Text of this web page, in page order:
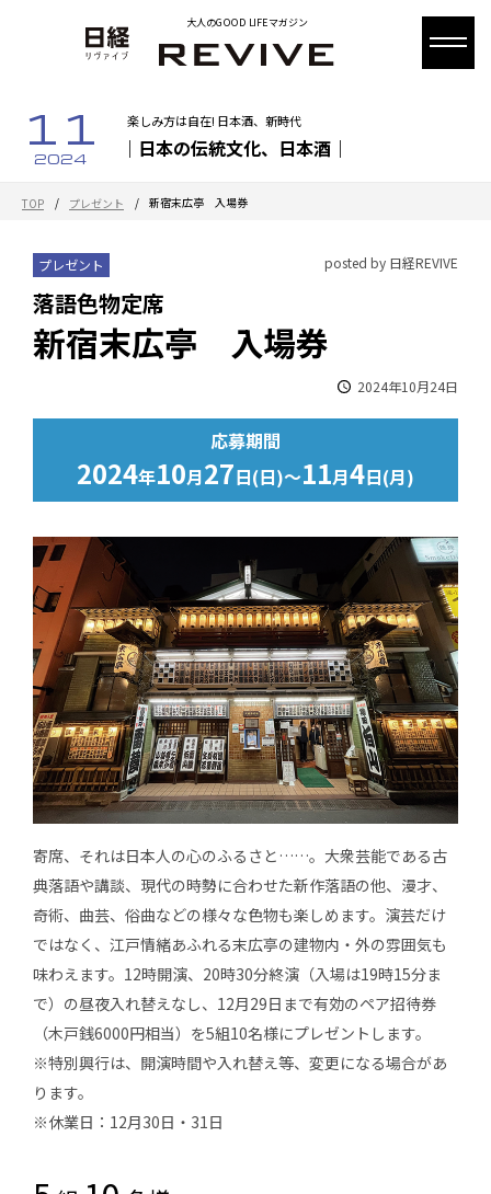
大人のGOOD LIFEマガジン
11
2024
楽しみ方は自在! 日本酒、新時代
｜日本の伝統文化、日本酒｜
TOP / プレゼント / 新宿末広亭 入場券
プレゼント posted by 日経REVIVE
落語色物定席
新宿末広亭 入場券
2024年10月24日
応募期間
2024年10月27日(日)～11月4日(月)
寄席、それは日本人の心のふるさと……。大衆芸能である古
典落語や講談、現代の時勢に合わせた新作落語の他、漫才、
奇術、曲芸、俗曲などの様々な色物も楽しめます。演芸だけ
ではなく、江戸情緒あふれる末広亭の建物内・外の雰囲気も
味わえます。12時開演、20時30分終演（入場は19時15分ま
で）の昼夜入れ替えなし、12月29日まで有効のペア招待券
（木戸銭6000円相当）を5組10名様にプレゼントします。
※特別興行は、開演時間や入れ替え等、変更になる場合があ
ります。
※休業日：12月30日・31日